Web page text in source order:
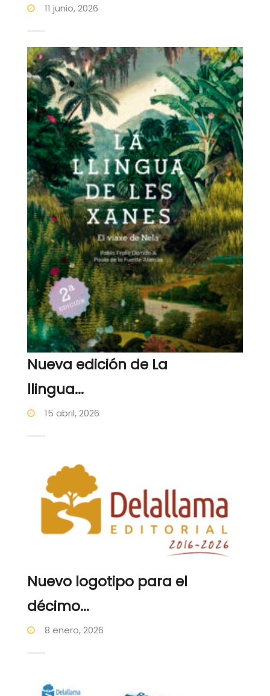
11 junio, 2026
Nueva edición de La
llingua...
15 abril, 2026
Nuevo logotipo para el
décimo...
8 enero, 2026